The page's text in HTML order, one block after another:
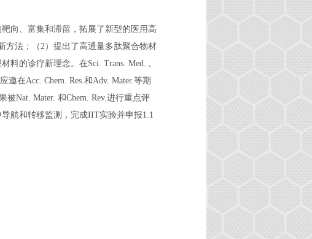
向、富集和滞留，拓展了新型的医用高
方法；（2）提出了高通量多肽聚合物材
的诊疗新理念。在Sci. Trans. Med..,
邀在Acc. Chem. Res.和Adv. Mater.等期
Nat. Mater. 和Chem. Rev.进行重点评
航和转移监测，完成IIT实验并申报1.1